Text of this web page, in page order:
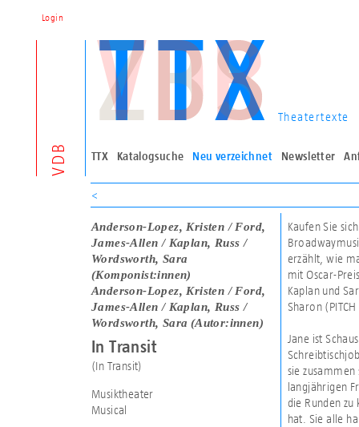
VDB
Theatertexte
TTX Katalogsuche Neu verzeichnet Newsletter
Login
<
Anderson-Lopez, Kristen / Ford,
James-Allen / Kaplan, Russ /
Wordsworth, Sara
(Komponist:innen)
Anderson-Lopez, Kristen / Ford,
James-Allen / Kaplan, Russ /
Wordsworth, Sara (Autor:innen)
In Transit
(In Transit)
Musiktheater
Musical
Kaufen Sie
erzählt, wie
mit Oscar-
Kaplan und
Sharon
Jane ist
sie
langjährigen
die Runden
hat. Sie alle